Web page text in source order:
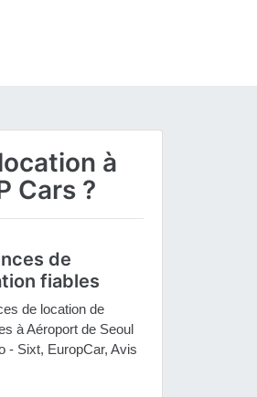
à
Cars ?
de
fiables
de location de
à Aéroport de Seoul
- Sixt, EuropCar, Avis